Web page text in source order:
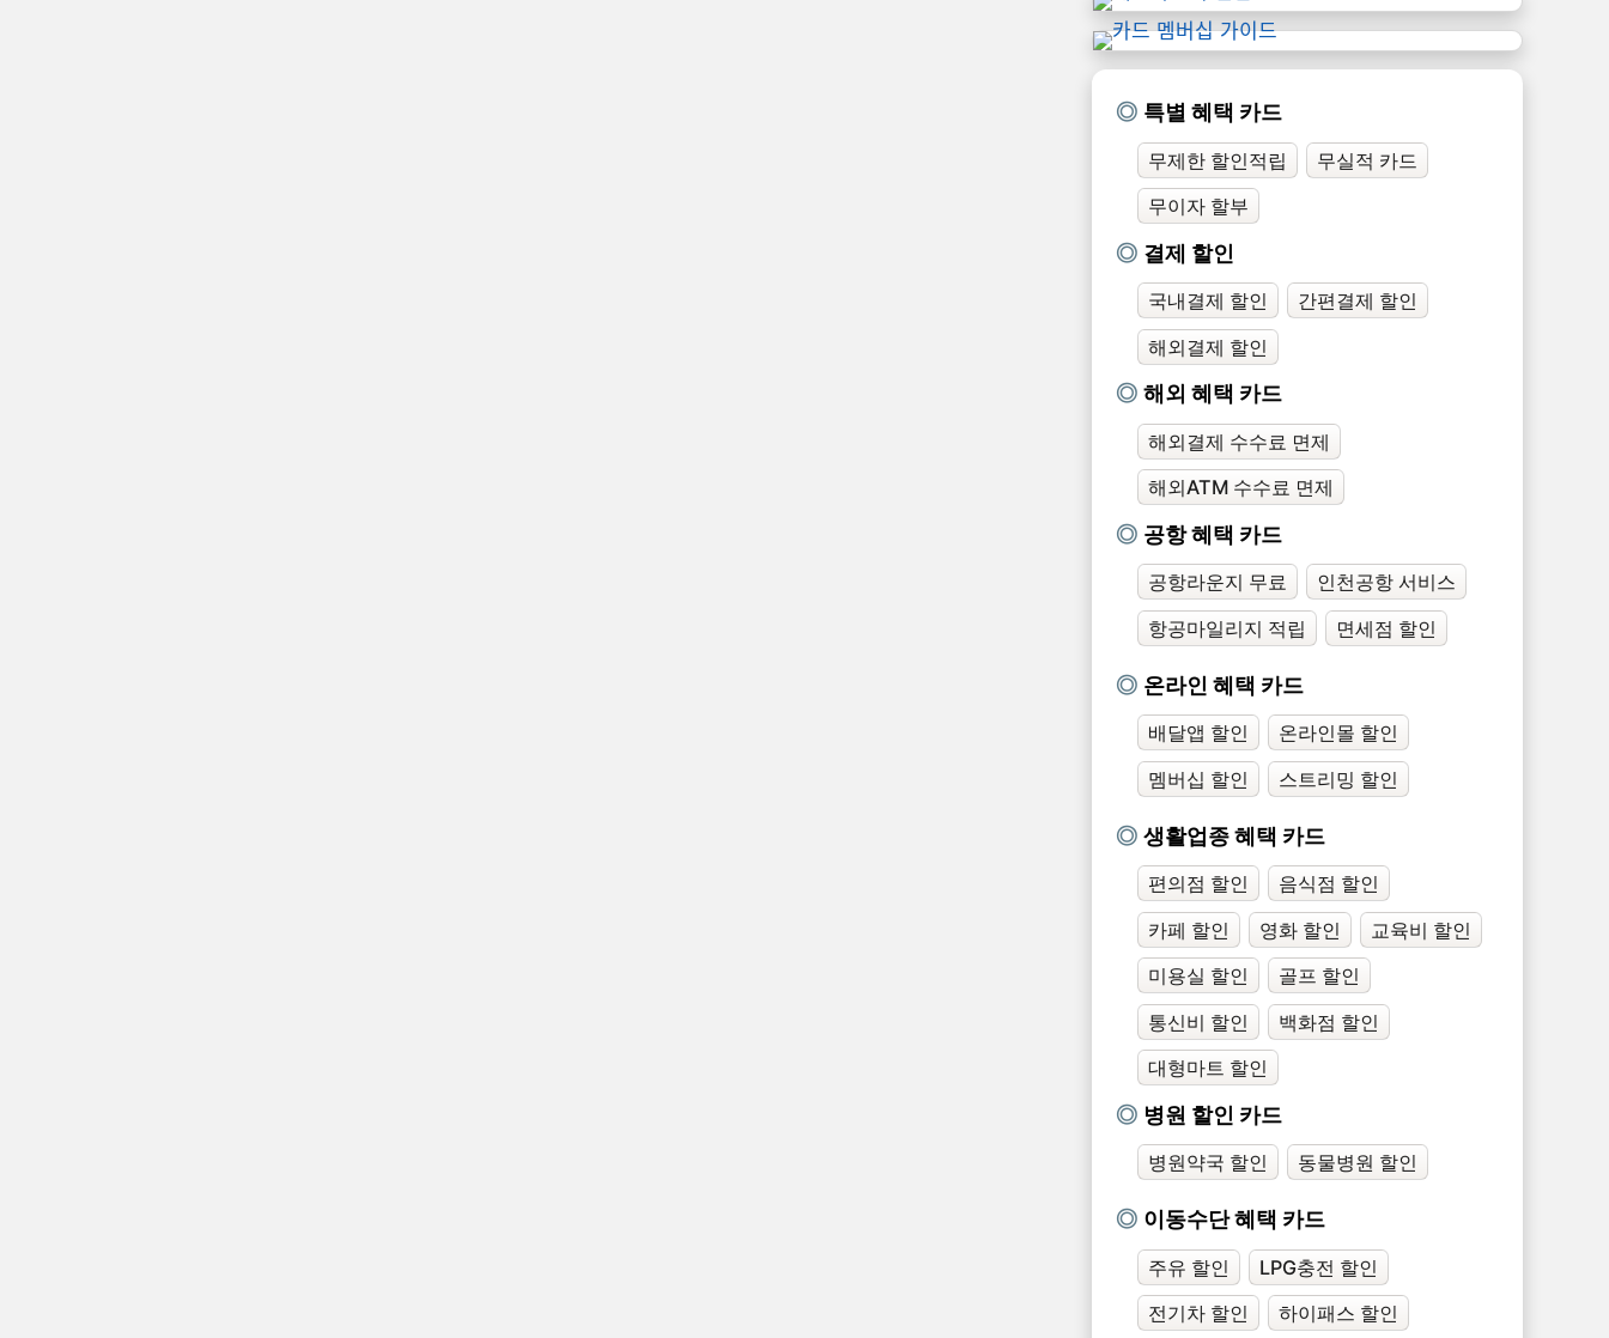
특별 혜택 카드
무제한 할인적립
무실적 카드
무이자 할부
결제 할인
국내결제 할인
간편결제 할인
해외결제 할인
해외 혜택 카드
해외결제 수수료 면제
해외ATM 수수료 면제
공항 혜택 카드
공항라운지 무료
인천공항 서비스
항공마일리지 적립
면세점 할인
온라인 혜택 카드
배달앱 할인
온라인몰 할인
멤버십 할인
스트리밍 할인
생활업종 혜택 카드
편의점 할인
음식점 할인
카페 할인
영화 할인
교육비 할인
미용실 할인
골프 할인
통신비 할인
백화점 할인
대형마트 할인
병원 할인 카드
병원약국 할인 동물병원 할인
이동수단 혜택 카드
주유 할인
LPG충전 할인
전기차 할인
하이패스 할인